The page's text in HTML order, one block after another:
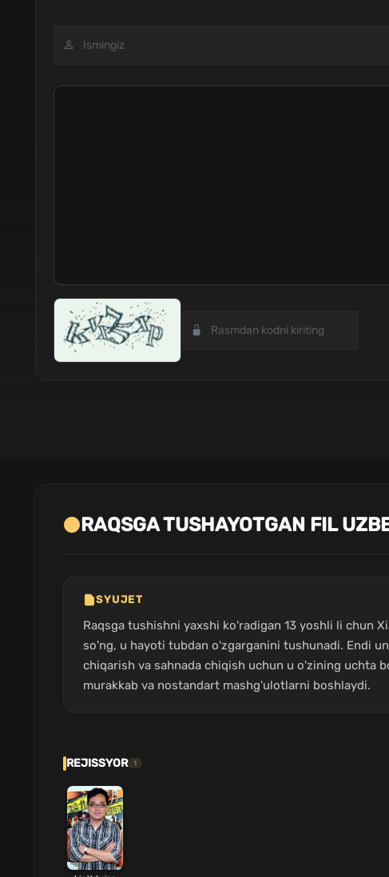
RAQSGA TUSHAYOTGAN FIL
SYUJET
Raqsga tushishni yaxshi ko'radigan 13 yoshli li chun
so'ng, u hayoti tubdan o'zgarganini tushunadi. Endi
chiqarish va sahnada chiqish uchun u o'zining uchta
murakkab va nostandart mashg'ulotlarni boshlaydi.
REJISSYOR 1